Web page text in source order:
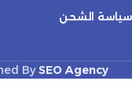
سياسة الشحن
BySEO Agency